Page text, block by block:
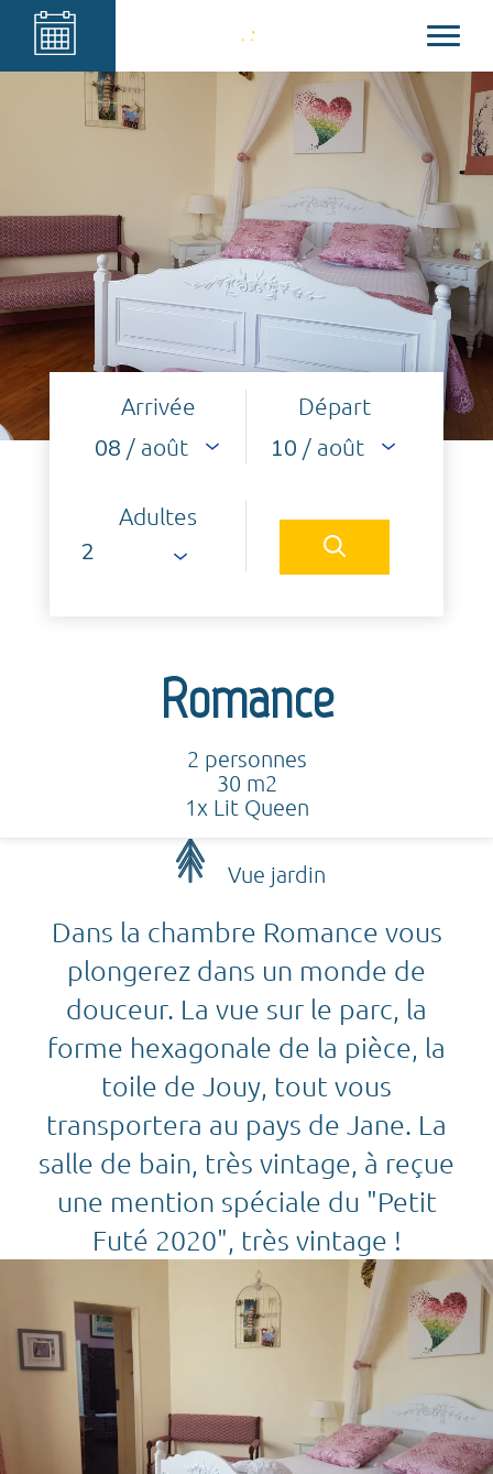
Arrivée
08 / août
Départ
10 / août
Adultes
Romance
2 personnes
30 m2
1x Lit Queen
Vue jardin
Dans la chambre Romance vous
plongerez dans un monde de
douceur. La vue sur le parc, la
forme hexagonale de la pièce, la
toile de Jouy, tout vous
transportera au pays de Jane. La
salle de bain, très vintage, à reçue
une mention spéciale du "Petit
Futé 2020", très vintage !